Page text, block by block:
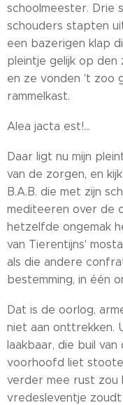
schoolmeester. Drie
schouders stapten
een bazerigen klap
pleintje gelijk op den
en ze vonden 't zoo
rammelkast.
Alea jacta est!...
Daar ligt nu mijn
van de zorgen, en
B.A.B. die met zijn
mediteeren over de
hetzelfde ongemak
van Tierentijns'
als die andere
bestemming, in één
Dat is de oorlog,
niet aan onttrekken.
laakbaar, die buil
voorhoofd liet
verder mee rust zou
vredesleventje zoudt